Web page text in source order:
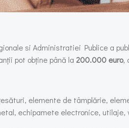
si Administratiei Publice a
pot obține până la 200.000 euro,
elemente de tâmplărie,
echipamete electronice, utilaje,